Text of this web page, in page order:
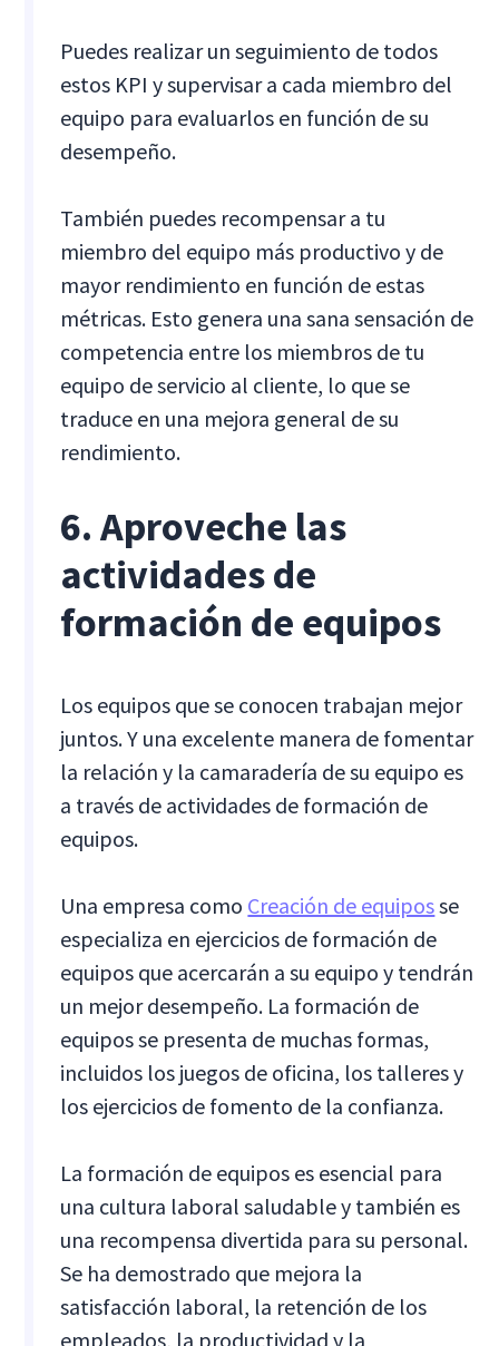
Puedes realizar un seguimiento de todos
estos KPI y supervisar a cada miembro del
equipo para evaluarlos en función de su
desempeño.
También puedes recompensar a tu
miembro del equipo más productivo y de
mayor rendimiento en función de estas
métricas. Esto genera una sana sensación de
competencia entre los miembros de tu
equipo de servicio al cliente, lo que se
traduce en una mejora general de su
rendimiento.
6. Aproveche las
actividades de
formación de equipos
Los equipos que se conocen trabajan mejor
juntos. Y una excelente manera de fomentar
la relación y la camaradería de su equipo es
a través de actividades de formación de
equipos.
Una empresa como Creación de equiposse
especializa en ejercicios de formación de
equipos que acercarán a su equipo y tendrán
un mejor desempeño. La formación de
equipos se presenta de muchas formas,
incluidos los juegos de oficina, los talleres y
los ejercicios de fomento de la confianza.
La formación de equipos es esencial para
una cultura laboral saludable y también es
una recompensa divertida para su personal.
Se ha demostrado que mejora la
satisfacción laboral, la retención de los
empleados, la productividad y la